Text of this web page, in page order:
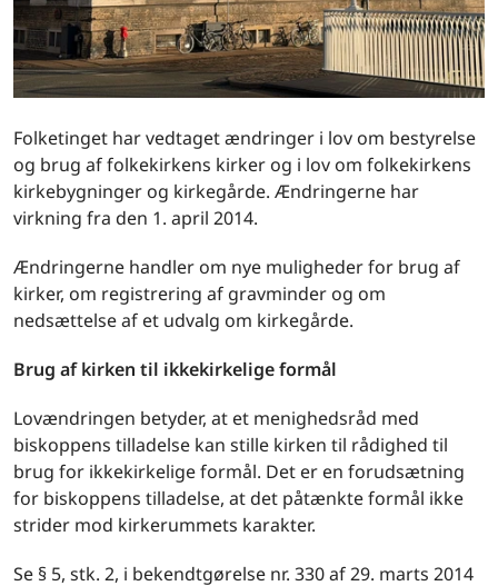
Folketinget har vedtaget ændringer i lov om bestyrelse
og brug af folkekirkens kirker og i lov om folkekirkens
kirkebygninger og kirkegårde. Ændringerne har
virkning fra den 1. april 2014.
Ændringerne handler om nye muligheder for brug af
kirker, om registrering af gravminder og om
nedsættelse af et udvalg om kirkegårde.
Brug af kirken til ikkekirkelige formål
Lovændringen betyder, at et menighedsråd med
biskoppens tilladelse kan stille kirken til rådighed til
brug for ikkekirkelige formål. Det er en forudsætning
for biskoppens tilladelse, at det påtænkte formål ikke
strider mod kirkerummets karakter.
Se § 5, stk. 2, i bekendtgørelse nr. 330 af 29. marts 2014